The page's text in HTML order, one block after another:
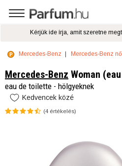
Mercedes-Benz Mercedes-Benz
Mercedes-Benz Woman
eau de toilette - hölgyeknek
Kedvencek közé
(4 értékelés)